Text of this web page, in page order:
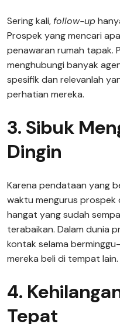
Sering kali, follow-up
Prospek yang mencari
penawaran rumah tapak.
menghubungi banyak
spesifik dan relevanlah
perhatian mereka.
3. Sibuk
Dingin
Karena pendataan yang
waktu mengurus prospek
hangat yang sudah
terabaikan. Dalam dunia
kontak selama
mereka beli di tempat lain.
4.
Tepat